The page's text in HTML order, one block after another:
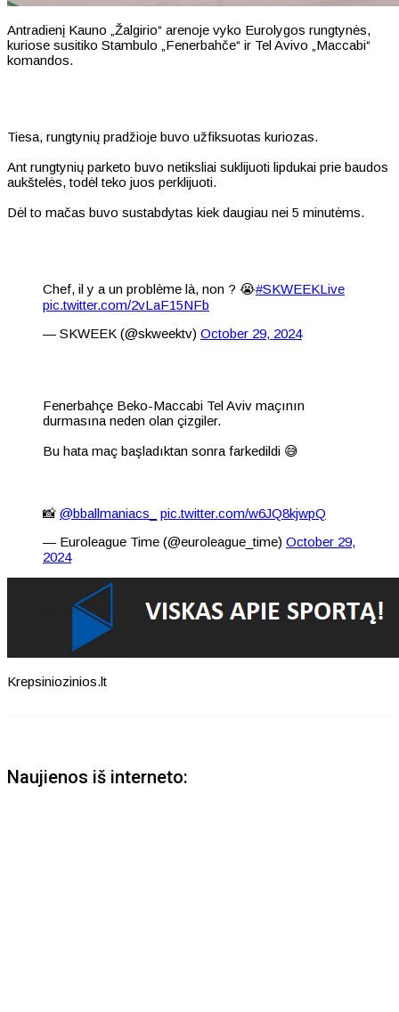
Antradienį Kauno „Žalgirio“ arenoje vyko Eurolygos rungtynės,
kuriose susitiko Stambulo „Fenerbahče“ ir Tel Avivo „Maccabi“
komandos.
Tiesa, rungtynių pradžioje buvo užfiksuotas kuriozas.
Ant rungtynių parketo buvo netiksliai suklijuoti lipdukai prie baudos
aukštelės, todėl teko juos perklijuoti.
Dėl to mačas buvo sustabdytas kiek daugiau nei 5 minutėms.
Chef, il y a un problème là, non ? 😭#SKWEEKLive
pic.twitter.com/2vLaF15NFb
— SKWEEK (@skweektv) October 29, 2024
Fenerbahçe Beko-Maccabi Tel Aviv maçının
durmasına neden olan çizgiler.
Bu hata maç başladıktan sonra farkedildi 😅
📸 @bballmaniacs_
pic.twitter.com/w6JQ8kjwpQ
— Euroleague Time (@euroleague_time) October 29,
2024
Krepsiniozinios.lt
Naujienos iš interneto: